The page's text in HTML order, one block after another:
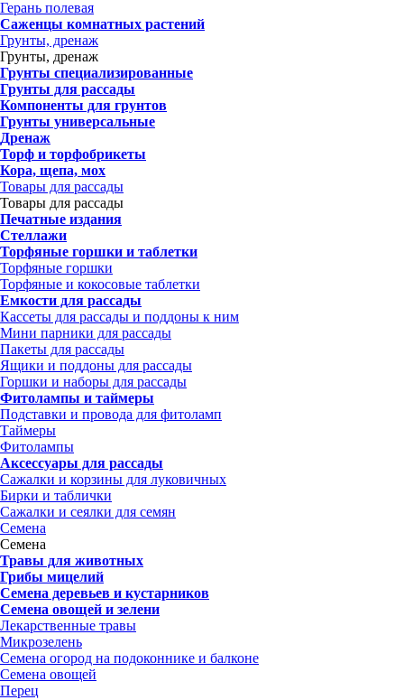
Герань полевая
Саженцы комнатных растений
Грунты, дренаж
Грунты, дренаж
Грунты специализированные
Грунты для рассады
Компоненты для грунтов
Грунты универсальные
Дренаж
Торф и торфобрикеты
Кора, щепа, мох
Товары для рассады
Товары для рассады
Печатные издания
Стеллажи
Торфяные горшки и таблетки
Торфяные горшки
Торфяные и кокосовые таблетки
Емкости для рассады
Кассеты для рассады и поддоны к ним
Мини парники для рассады
Пакеты для рассады
Ящики и поддоны для рассады
Горшки и наборы для рассады
Фитолампы и таймеры
Подставки и провода для фитоламп
Таймеры
Фитолампы
Аксессуары для рассады
Сажалки и корзины для луковичных
Бирки и таблички
Сажалки и сеялки для семян
Семена
Семена
Травы для животных
Грибы мицелий
Семена деревьев и кустарников
Семена овощей и зелени
Лекарственные травы
Микрозелень
Семена огород на подоконнике и балконе
Семена овощей
Перец